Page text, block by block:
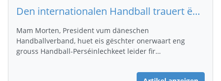
Den internationalen Handball trauert ëm de Morten Stig Christensen
Mam Morten, President vum däneschen
Handballverband, huet eis gëschter onerwaart eng
grouss Handball-Perséinlechkeet leider fir…